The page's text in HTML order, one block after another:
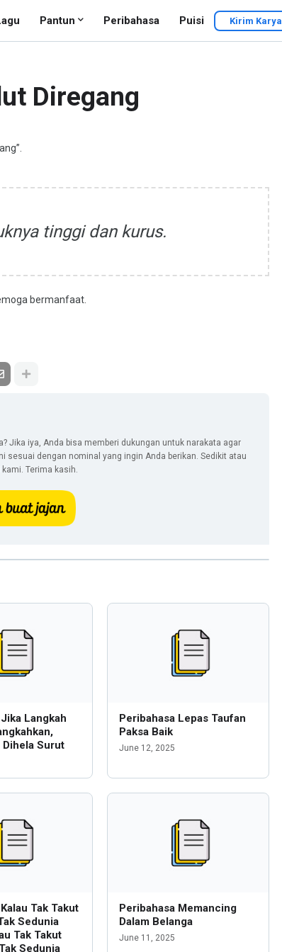
Pantun Peribahasa Puisi Kirim Karya
Diregang
tinggi dan kurus.
bermanfaat.
Jika iya, Anda bisa memberi dukungan untuk narakata agar
sesuai dengan nominal yang ingin Anda berikan. Sedikit atau
Terima kasih.
Langkah
Surut
Peribahasa Lepas Taufan
Paksa Baik
June 12, 2025
Tak Takut
Sedunia
Tak Takut
Sedunia
Peribahasa Memancing
Dalam Belanga
June 11, 2025